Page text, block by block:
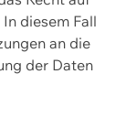
diesem Fall
an die
der Daten